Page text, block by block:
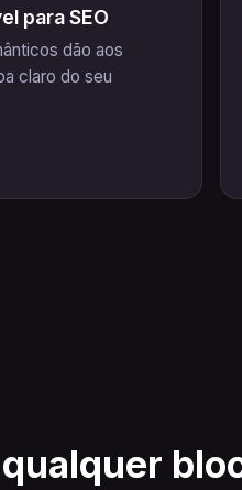
para SEO
dão aos
claro do seu